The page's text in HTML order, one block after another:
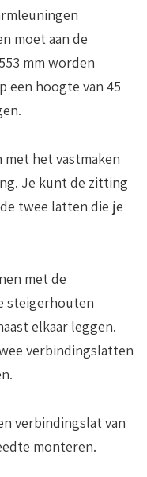
moet aan de
mm worden
een hoogte van 45
het vastmaken
Je kunt de zitting
twee latten die je
met de
steigerhouten
elkaar leggen.
verbindingslatten
verbindingslat van
monteren.